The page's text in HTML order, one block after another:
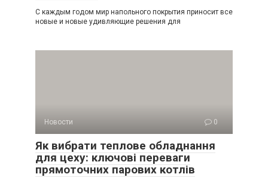
С каждым годом мир напольного покрытия приносит все
новые и новые удивляющие решения для
Новости 0
Як вибрати теплове обладнання
для цеху: ключові переваги
прямоточних парових котлів